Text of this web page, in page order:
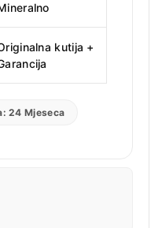
kutija +
24 Mjeseca